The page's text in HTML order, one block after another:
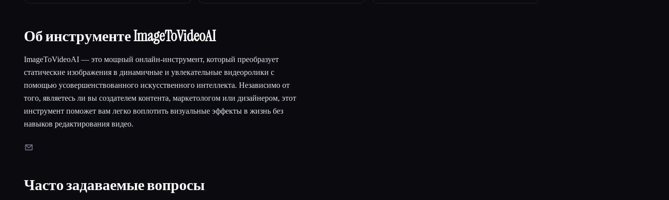
Об инструменте ImageToVideoAI
ImageToVideoAI — это мощный онлайн-инструмент, который преобразует
статические изображения в динамичные и увлекательные видеоролики с
помощью усовершенствованного искусственного интеллекта. Независимо от
того, являетесь ли вы создателем контента, маркетологом или дизайнером, этот
инструмент поможет вам легко воплотить визуальные эффекты в жизнь без
навыков редактирования видео.
Часто задаваемые вопросы